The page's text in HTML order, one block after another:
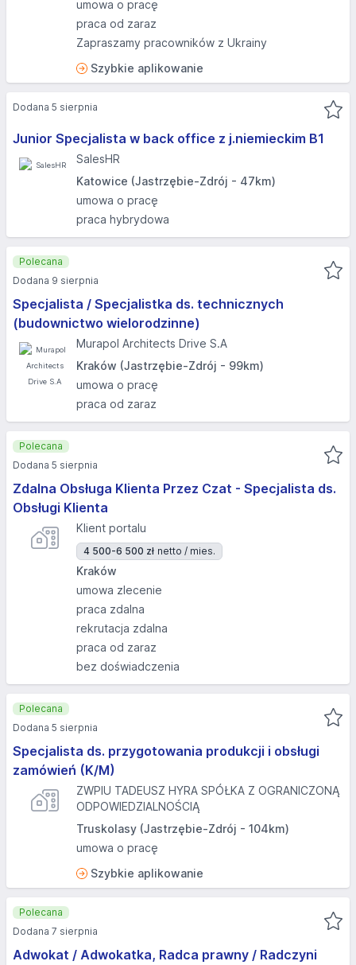
umowa o pracę
praca od zaraz
Zapraszamy pracowników z Ukrainy
Szybkie aplikowanie
Junior Specjalista w back office z j.niemieckim B1
SalesHR
Katowice (Jastrzębie-Zdrój - 47km)
umowa o pracę
praca hybrydowa
Dodana 5 sierpnia
Specjalista / Specjalistka ds. technicznych
(budownictwo wielorodzinne)
Murapol Architects Drive S.A
Kraków (Jastrzębie-Zdrój - 99km)
umowa o pracę
praca od zaraz
Polecana
Dodana 9 sierpnia
Zdalna Obsługa Klienta Przez Czat - Specjalista ds.
Obsługi Klienta
Klient portalu
4 500-6 500 zł netto / mies.
Kraków
umowa zlecenie
praca zdalna
rekrutacja zdalna
praca od zaraz
bez doświadczenia
Polecana
Dodana 5 sierpnia
Specjalista ds. przygotowania produkcji i obsługi
zamówień (K/M)
ZWPIU TADEUSZ HYRA SPÓŁKA Z OGRANICZONĄ
ODPOWIEDZIALNOŚCIĄ
Truskolasy (Jastrzębie-Zdrój - 104km)
umowa o pracę
Szybkie aplikowanie
Polecana
Dodana 5 sierpnia
Adwokat / Adwokatka, Radca prawny / Radczyni
Polecana
Dodana 7 sierpnia